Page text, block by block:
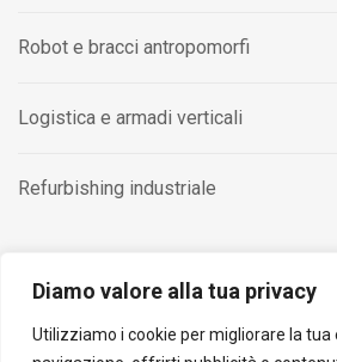
Diamo valore alla tua privacy
Utilizziamo i cookie per migliorare la tua
Robot e bracci antropomorfi
Logistica e armadi verticali
Refurbishing industriale